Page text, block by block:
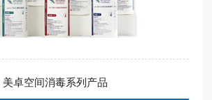
美卓空间消毒系列产品